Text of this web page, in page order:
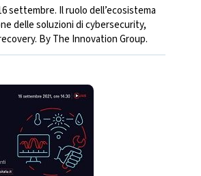
settembre. Il ruolo dell’ecosistema
delle soluzioni di cybersecurity,
By The Innovation Group.